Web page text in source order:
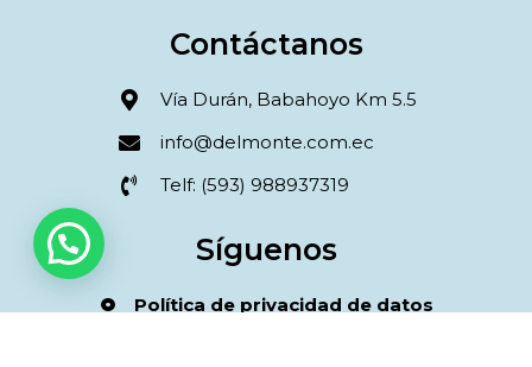
Contáctanos
Vía Durán, Babahoyo Km 5.5
info@delmonte.com.ec
Telf: (593) 988937319
Síguenos
Política de privacidad de datos